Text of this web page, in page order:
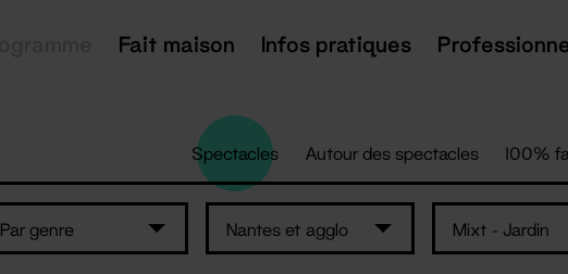
Fait maison Infos pratiques
Spectacles Autour des spectacles 100%
Par genre Nantes et agglo Mixt - Jardin